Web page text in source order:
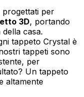
progettati per
3D, portando
casa.
tappeto Crystal è
tappeti sono
per
Un tappeto
altamente